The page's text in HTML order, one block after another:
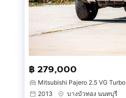
฿ 279,000
Mitsubishi Pajero 2.5 VG Turbo
2013
บางบัวทอง นนทบุรี